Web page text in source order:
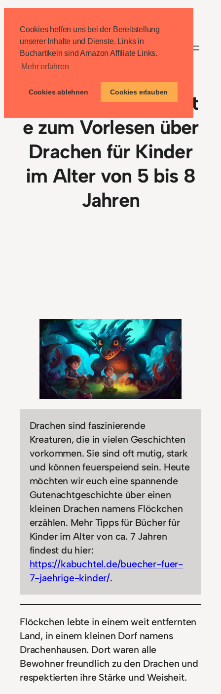
Cookies helfen uns bei der Bereitstellung
unserer Inhalte und Dienste. Links in
Buchartikeln sind Amazon Affiliate Links.
Mehr erfahren
Cookies ablehnen Cookies erlauben
Zum
Inhalt
springen
Gutenachtgeschicht
e zum Vorlesen über
Drachen für Kinder
im Alter von 5 bis 8
Jahren
Drachen sind faszinierende
Kreaturen, die in vielen Geschichten
vorkommen. Sie sind oft mutig, stark
und können feuerspeiend sein. Heute
möchten wir euch eine spannende
Gutenachtgeschichte über einen
kleinen Drachen namens Flöckchen
erzählen. Mehr Tipps für Bücher für
Kinder im Alter von ca. 7 Jahren
findest du hier:
https://kabuchtel.de/buecher-fuer-
7-jaehrige-kinder/.
Flöckchen lebte in einem weit entfernten
Land, in einem kleinen Dorf namens
Drachenhausen. Dort waren alle
Bewohner freundlich zu den Drachen und
respektierten ihre Stärke und Weisheit.